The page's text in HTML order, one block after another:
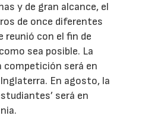
y de gran alcance, el
de once diferentes
reunió con el fin de
sea posible. La
competición será en
En agosto, la
será en